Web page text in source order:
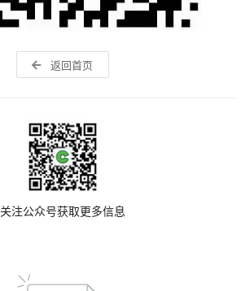
返回首页
关注公众号获取更多信息